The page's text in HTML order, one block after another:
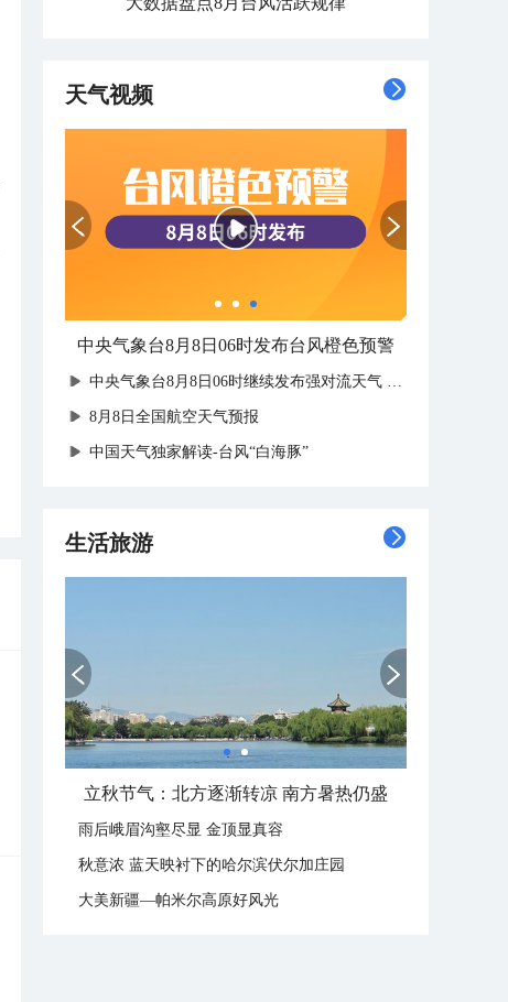
天气视频
中央气象台8月8日06时发布台风橙色预警
中央气象台8月8日06时继续发布强对流天气蓝色预警
8月8日全国航空天气预报
中国天气独家解读-台风“白海豚”
生活旅游
立秋节气：北方逐渐转凉 南方暑热仍盛
雨后峨眉沟壑尽显 金顶显真容
秋意浓 蓝天映衬下的哈尔滨伏尔加庄园
大美新疆—帕米尔高原好风光